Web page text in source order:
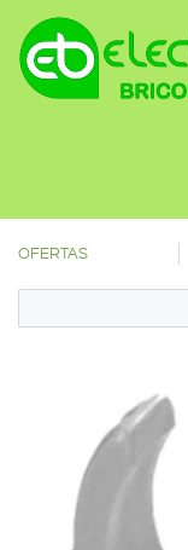
OFERTAS